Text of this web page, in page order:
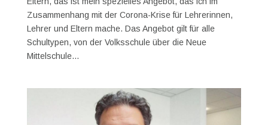
Zusammenhang mit der Corona-Krise für Lehrerinnen,
Lehrer und Eltern mache. Das Angebot gilt für alle
Schultypen, von der Volksschule über die Neue
Mittelschule...